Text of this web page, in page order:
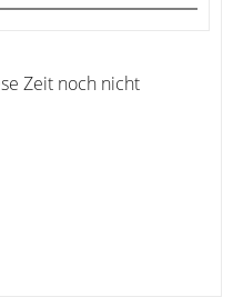
Zeit noch nicht